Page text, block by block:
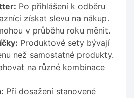
Po přihlášení k odběru
získat slevu na nákup.
v průběhu roku měnit.
Produktové sety bývají
než samostatné produkty.
na různé kombinace
Při dosažení stanovené